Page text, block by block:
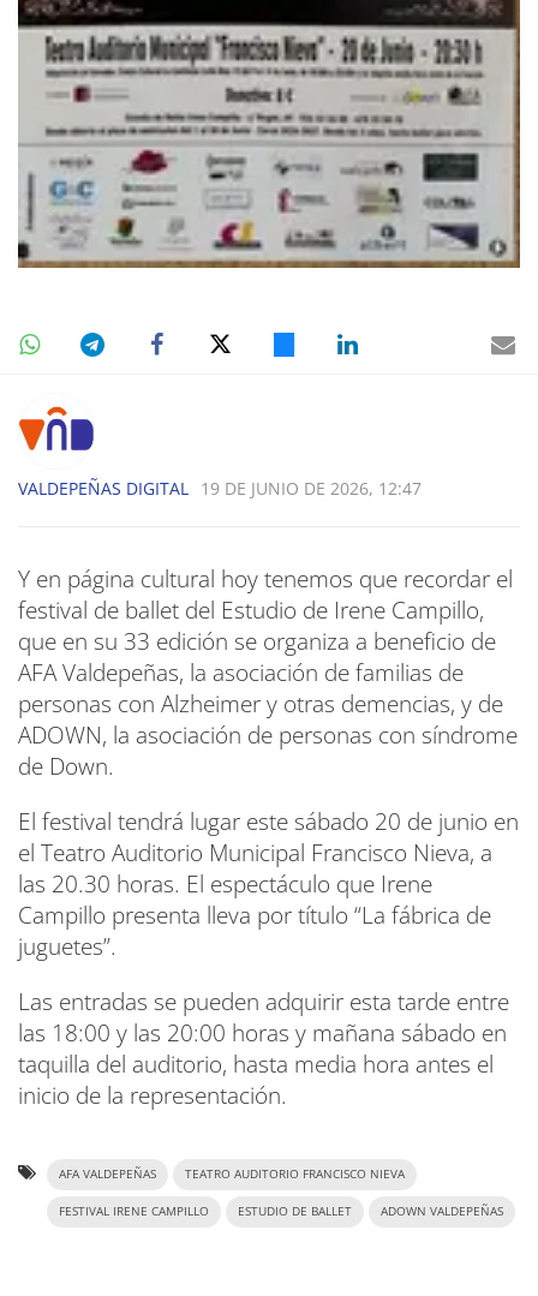
VALDEPEÑAS DIGITAL 19 DE JUNIO DE 2026, 12:47
Y en página cultural hoy tenemos que recordar el
festival de ballet del Estudio de Irene Campillo,
que en su 33 edición se organiza a beneficio de
AFA Valdepeñas, la asociación de familias de
personas con Alzheimer y otras demencias, y de
ADOWN, la asociación de personas con síndrome
de Down.
El festival tendrá lugar este sábado 20 de junio en
el Teatro Auditorio Municipal Francisco Nieva, a
las 20.30 horas. El espectáculo que Irene
Campillo presenta lleva por título “La fábrica de
juguetes”.
Las entradas se pueden adquirir esta tarde entre
las 18:00 y las 20:00 horas y mañana sábado en
taquilla del auditorio, hasta media hora antes el
inicio de la representación.
AFA VALDEPEÑAS TEATRO AUDITORIO FRANCISCO NIEVA
FESTIVAL IRENE CAMPILLO ESTUDIO DE BALLET ADOWN VALDEPEÑAS